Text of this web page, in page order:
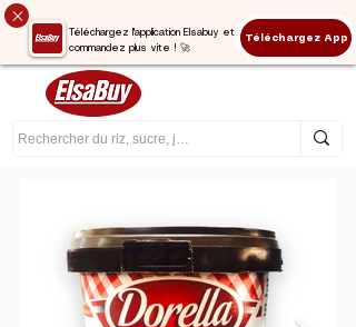
Téléchargez l'application Elsabuy et
commandez plus vite ! 🚀
Téléchargez App